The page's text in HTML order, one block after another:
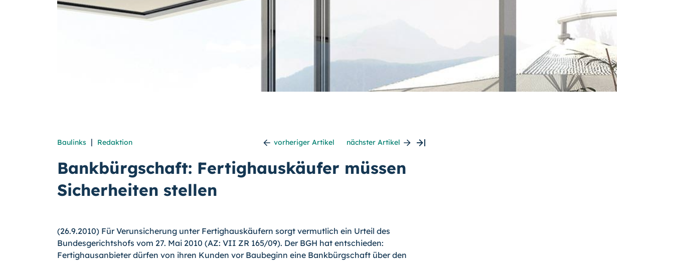
Baulinks | Redaktion vorheriger Artikel nächster Artikel
Bankbürgschaft: Fertighauskäufer müssen
Sicherheiten stellen
(26.9.2010) Für Verunsicherung unter Fertighauskäufern sorgt vermutlich ein Urteil des
Bundesgerichtshofs vom 27. Mai 2010 (AZ: VII ZR 165/09). Der BGH hat entschieden:
Fertighausanbieter dürfen von ihren Kunden vor Baubeginn eine Bankbürgschaft über den